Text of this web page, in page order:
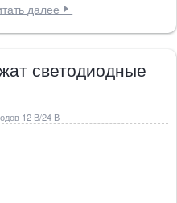
далее
светодиодные
12 В/24 В